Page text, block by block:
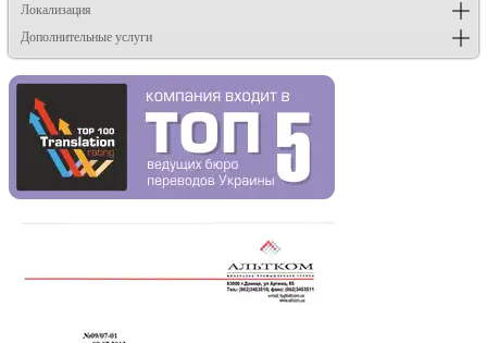
Локализация
Дополнительные услуги